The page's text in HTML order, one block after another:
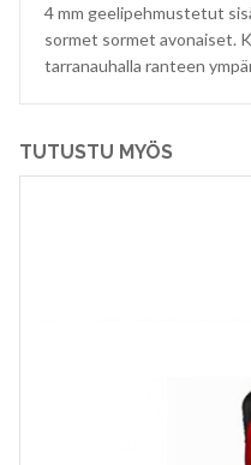
4 mm geelipehmustetut
sormet sormet avonaiset.
tarranauhalla ranteen
TUTUSTU MYÖS